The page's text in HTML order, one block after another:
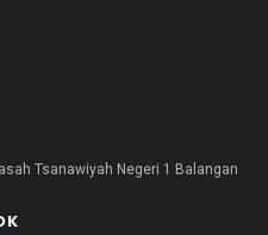
Tsanawiyah Negeri 1 Balangan